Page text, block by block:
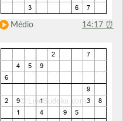
Médio 14:17 ⏰